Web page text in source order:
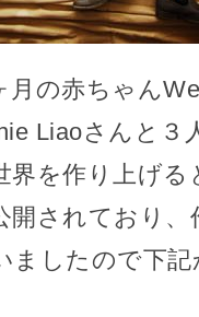
月の赤ちゃん
Liaoさんと３
界を作り上げ
開されており
ましたので下